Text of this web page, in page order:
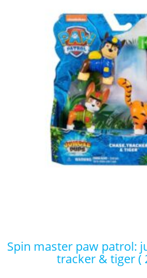
spin master paw patrol: jungle pups – chase,
tracker & tiger (